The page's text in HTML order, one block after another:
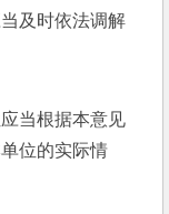
及时依法调解
当根据本意见
位的实际情